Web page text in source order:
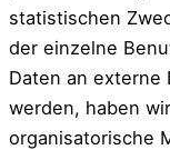
statistischen
der einzelne
Daten an
werden, haben
organisatorische